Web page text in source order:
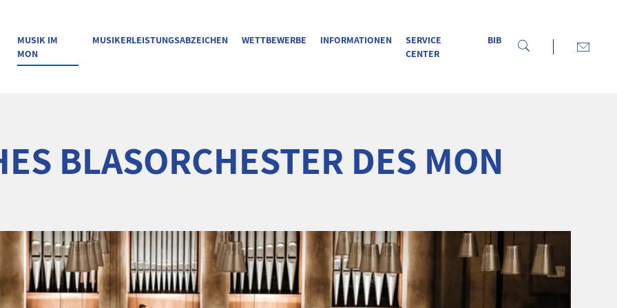
MUSIK IM
MON
MUSIKERLEISTUNGSABZEICHEN WETTBEWERBE INFORMATIONEN
SERVICE
CENTER
BIB
BLASORCHESTER DES MON